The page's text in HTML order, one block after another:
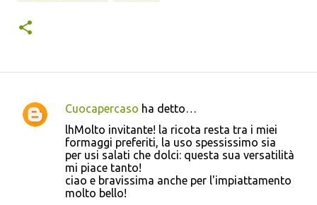
C
Cuocapercaso ha detto…
lhMolto invitante! la ricota resta tra i miei
formaggi preferiti, la uso spessissimo sia
per usi salati che dolci: questa sua versatilità
mi piace tanto!
ciao e bravissima anche per l'impiattamento
molto bello!